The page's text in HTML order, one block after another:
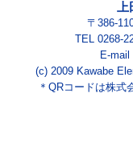
〒386-
TEL 0268-
E-mail
(c) 2009 Kawabe
＊QRコードは株式